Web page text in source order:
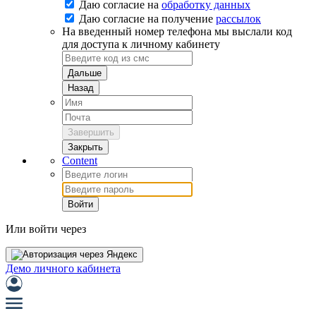
Даю согласие на обработку данных
Даю согласие на получение рассылок
На введенный номер телефона мы выслали код
для доступа к личному кабинету
Дальше
Назад
Завершить
Закрыть
Content
Войти
Или войти через
Демо личного кабинета